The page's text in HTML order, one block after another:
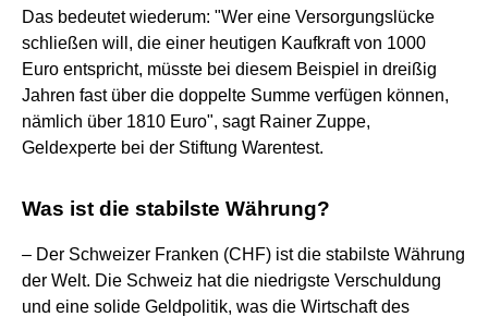
Das bedeutet wiederum: "Wer eine Versorgungslücke
schließen will, die einer heutigen Kaufkraft von 1000
Euro entspricht, müsste bei diesem Beispiel in dreißig
Jahren fast über die doppelte Summe verfügen können,
nämlich über 1810 Euro", sagt Rainer Zuppe,
Geldexperte bei der Stiftung Warentest.
Was ist die stabilste Währung?
– Der Schweizer Franken (CHF) ist die stabilste Währung
der Welt. Die Schweiz hat die niedrigste Verschuldung
und eine solide Geldpolitik, was die Wirtschaft des